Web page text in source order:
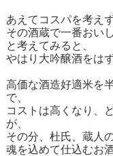
あえてコスパを考えず
その酒蔵で一番おい
と考えてみると、
やはり大吟醸酒をは
高価な酒造好適米を
で、
コストは高くなり、
が、
その分、杜氏、蔵人
魂を込めて仕込むお